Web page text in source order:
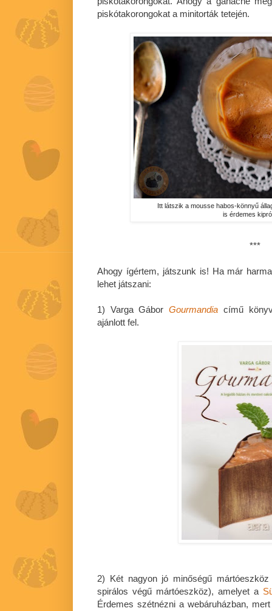
piskótakorongokat a minitorták tetején.
Itt látszik a mousse habos-könnyű
is érdemes
***
Ahogy ígértem, játszunk is! Ha már
lehet játszani:
1) Varga GáborGourmandia című
ajánlott fel.
2) Két nagyon jó minőségű
spirálos végű mártóeszköz), amelyet a
Érdemes szétnézni a webáruházban,